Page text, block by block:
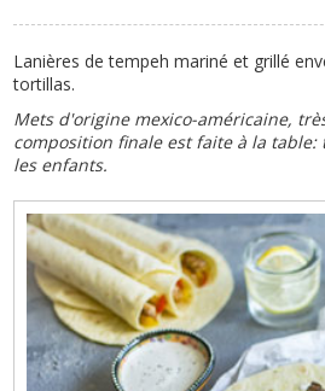
Lanières de tempeh mariné et grillé
tortillas.
Mets d'origine mexico-américaine,
composition finale est faite à la table:
les enfants.